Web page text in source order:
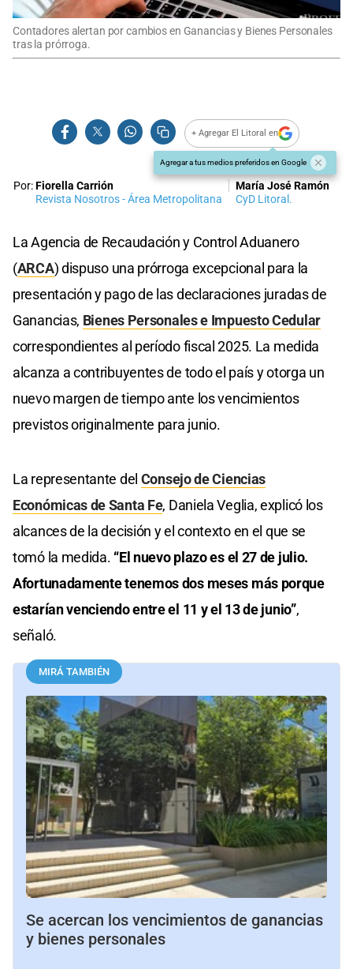
Contadores alertan por cambios en Ganancias y Bienes Personales
tras la prórroga.
+ Agregar El Litoral en
Agregar a tus medios preferidos en Google
Por:Fiorella Carrión
Revista Nosotros - Área Metropolitana
María José Ramón
CyD Litoral.
La Agencia de Recaudación y Control Aduanero
(ARCA) dispuso una prórroga excepcional para la
presentación y pago de las declaraciones juradas de
Ganancias, Bienes Personales e Impuesto Cedular
correspondientes al período fiscal 2025. La medida
alcanza a contribuyentes de todo el país y otorga un
nuevo margen de tiempo ante los vencimientos
previstos originalmente para junio.
La representante del Consejo de Ciencias
Económicas de Santa Fe, Daniela Veglia, explicó los
alcances de la decisión y el contexto en el que se
tomó la medida. “El nuevo plazo es el 27 de julio.
Afortunadamente tenemos dos meses más porque
estarían venciendo entre el 11 y el 13 de junio”,
señaló.
MIRÁ TAMBIÉN
Se acercan los vencimientos de ganancias
y bienes personales